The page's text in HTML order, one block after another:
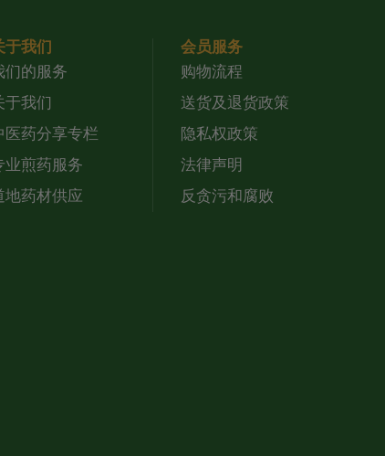
于我们
们的服务
于我们
医药分享专栏
业煎药服务
地药材供应
会员服务
购物流程
送货及退货政策
隐私权政策
法律声明
反贪污和腐败